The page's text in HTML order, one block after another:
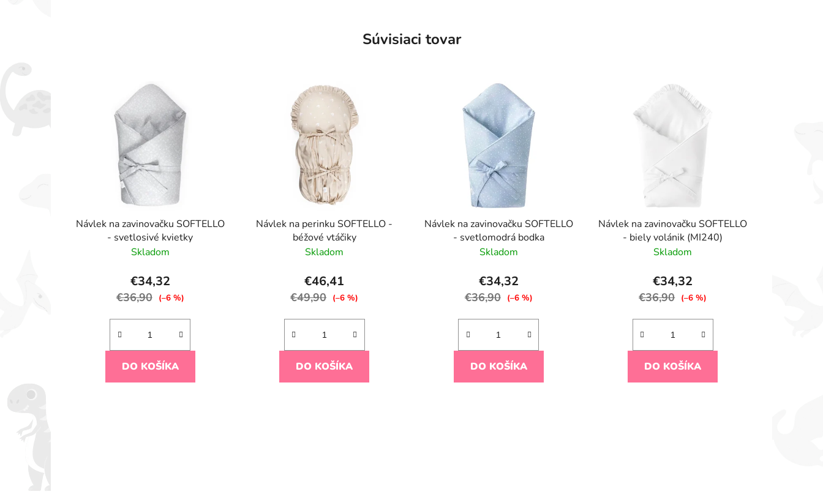
Súvisiaci tovar
Návlek na zavinovačku SOFTELLO
- svetlosivé kvietky
Skladom
€34,32
€36,90 (–6 %)
DO KOŠÍKA
Návlek na perinku SOFTELLO -
béžové vtáčiky
Skladom
€46,41
€49,90 (–6 %)
DO KOŠÍKA
Návlek na zavinovačku SOFTELLO
- svetlomodrá bodka
Skladom
€34,32
€36,90 (–6 %)
DO KOŠÍKA
Návlek na zavinovačku SOFTELLO
- biely volánik (MI240)
Skladom
€34,32
€36,90 (–6 %)
DO KOŠÍKA